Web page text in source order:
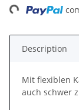
Description
Mit flexiblen
auch schwer